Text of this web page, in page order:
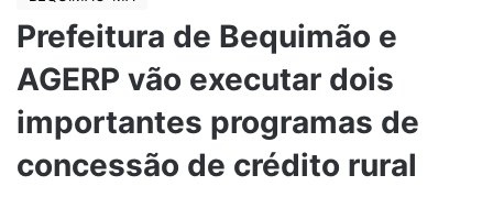
Prefeitura de Bequimão e
AGERP vão executar dois
importantes programas de
concessão de crédito rural